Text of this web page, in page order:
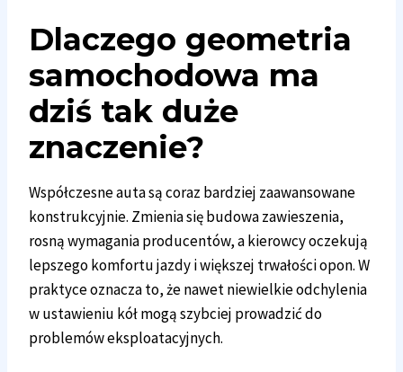
Dlaczego geometria
samochodowa ma
dziś tak duże
znaczenie?
Współczesne auta są coraz bardziej zaawansowane
konstrukcyjnie. Zmienia się budowa zawieszenia,
rosną wymagania producentów, a kierowcy oczekują
lepszego komfortu jazdy i większej trwałości opon. W
praktyce oznacza to, że nawet niewielkie odchylenia
w ustawieniu kół mogą szybciej prowadzić do
problemów eksploatacyjnych.